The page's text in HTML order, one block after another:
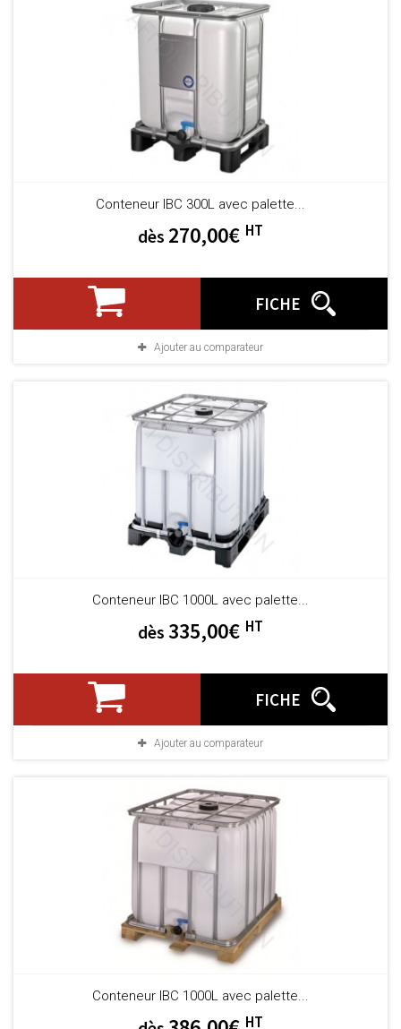
Conteneur IBC 300L avec palette...
dès 270,00€ HT
FICHE
Ajouter au comparateur
Conteneur IBC 1000L avec palette...
dès 335,00€ HT
FICHE
Ajouter au comparateur
Conteneur IBC 1000L avec palette...
HT